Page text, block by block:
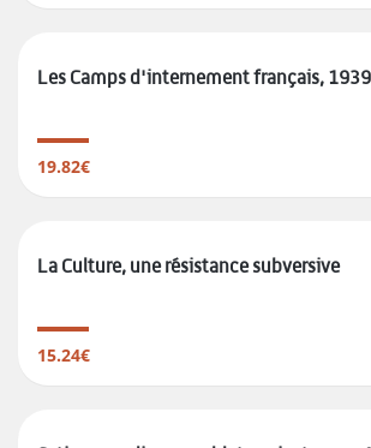
Les Camps d'internement français,
19.82€
La Culture, une résistance subversive
15.24€